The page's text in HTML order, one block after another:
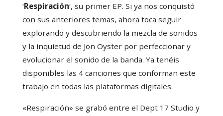
‘Respiración‘, su primer EP. Si ya nos conquistó
con sus anteriores temas, ahora toca seguir
explorando y descubriendo la mezcla de sonidos
y la inquietud de Jon Oyster por perfeccionar y
evolucionar el sonido de la banda. Ya tenéis
disponibles las 4 canciones que conforman este
trabajo en todas las plataformas digitales.
«Respiración» se grabó entre el Dept 17 Studio y